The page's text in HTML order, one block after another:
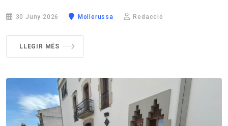
30 Juny 2026 Mollerussa Redacció
LLEGIR MÉS